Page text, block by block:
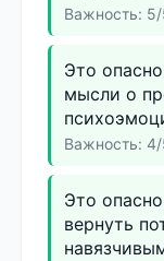
Важность:
Это
мысли о
Важность:
Это
вернуть